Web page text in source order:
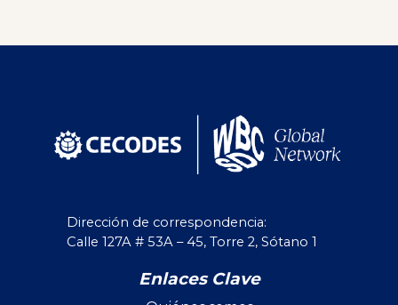
Dirección de correspondencia:
Calle 127A # 53A – 45, Torre 2, Sótano 1
Enlaces Clave